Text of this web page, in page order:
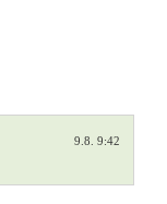
9.8. 9:42